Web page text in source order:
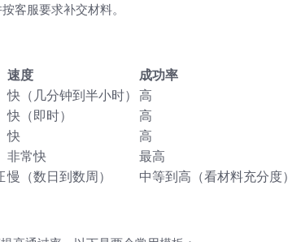
客服要求补交材料。
速度
成功率
快（几分钟到半小时） 高
快（即时）
高
快
高
非常快
最高
慢（数日到数周） 中等到高（看材料充分度）